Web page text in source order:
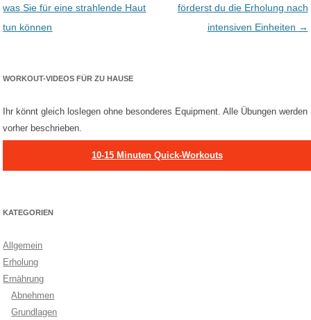
was Sie für eine strahlende Haut
tun können
förderst du die Erholung nach
intensiven Einheiten →
WORKOUT-VIDEOS FÜR ZU HAUSE
Ihr könnt gleich loslegen ohne besonderes Equipment. Alle Übungen werden
vorher beschrieben.
10-15 Minuten Quick-Workouts
KATEGORIEN
Allgemein
Erholung
Ernährung
Abnehmen
Grundlagen